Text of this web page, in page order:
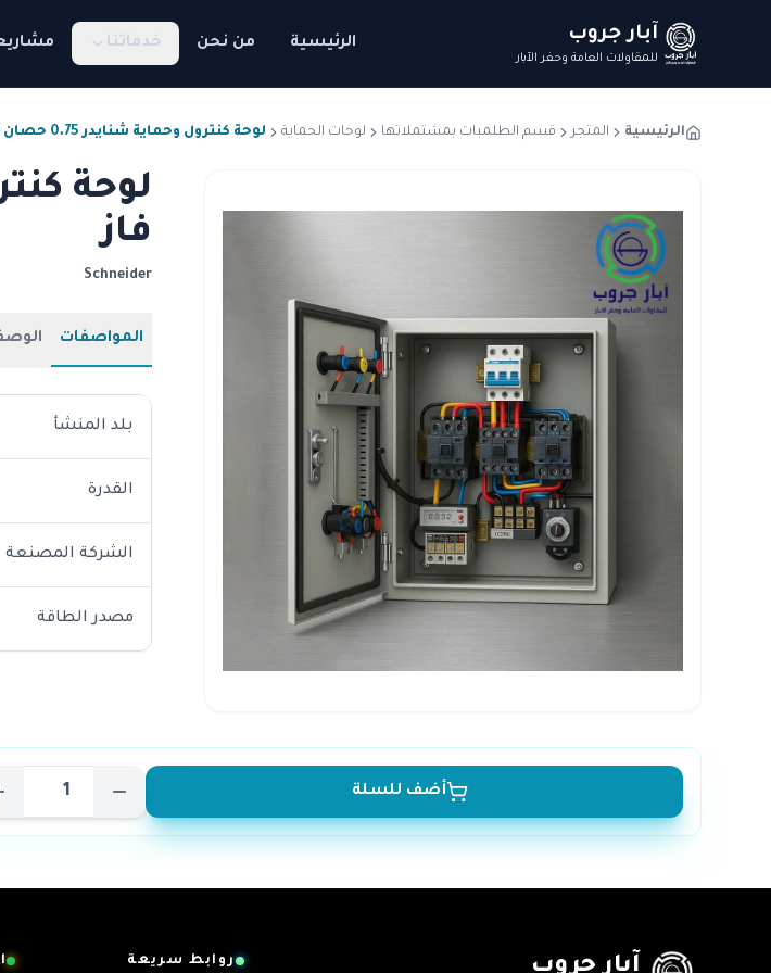
آبار جروب
للمقاولات العامة وحفر الآبار
الرئيسية من نحن خدماتنا
الرئيسية المتجر قسم الطلمبات بمشتملاتها لوحات الحماية لوحة كنترول وحماية شنايدر 0.75 حصان 3 فاز
فاز
Schneider
المواصفات
بلد المنشأ
القدرة
الشركة المصنعة
مصدر الطاقة
أضف للسلة
آبار جروب روابط سريعة